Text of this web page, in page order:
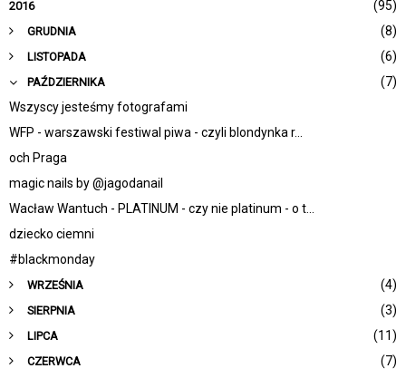
2016 (95)
GRUDNIA (8)
LISTOPADA (6)
PAŹDZIERNIKA
(7)
Wszyscy jesteśmy fotografami
WFP - warszawski festiwal piwa - czyli blondynka r...
och Praga
magic nails by @jagodanail
Wacław Wantuch - PLATINUM - czy nie platinum - o t...
dziecko ciemni
#blackmonday
WRZEŚNIA (4)
SIERPNIA (3)
LIPCA (11)
CZERWCA (7)